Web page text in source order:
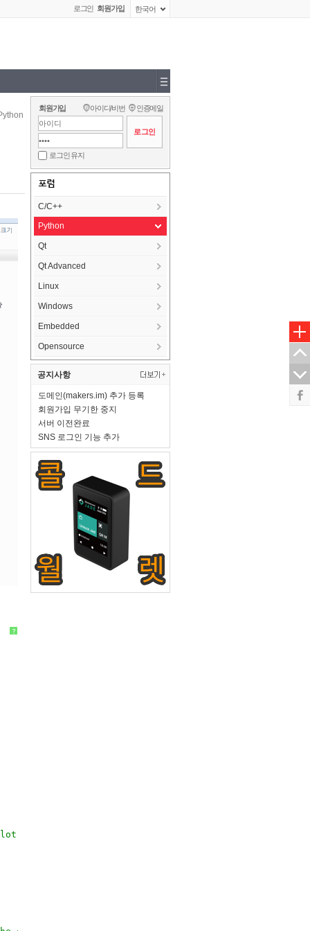
로그인 회원가입 한국어
?
connections
회원가입 아이디/비번 인증메일
로그인 유지
포럼
C/C++
Python
Qt
Qt Advanced
Linux
Windows
Embedded
Opensource
공지사항
도메인(makers.im) 추가 등록
회원가입 무기한 중지
서버 이전완료
SNS 로그인 기능 추가